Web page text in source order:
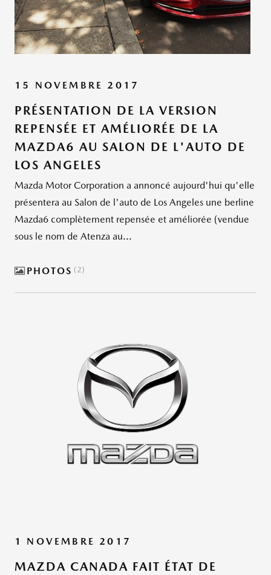
15 NOVEMBRE 2017
PRÉSENTATION DE LA VERSION
REPENSÉE ET AMÉLIORÉE DE LA
MAZDA6 AU SALON DE L'AUTO DE
LOS ANGELES
Mazda Motor Corporation a annoncé aujourd'hui qu'elle
présentera au Salon de l'auto de Los Angeles une berline
Mazda6 complètement repensée et améliorée (vendue
sous le nom de Atenza au...
PHOTOS 2
1 NOVEMBRE 2017
MAZDA CANADA FAIT ÉTAT DE